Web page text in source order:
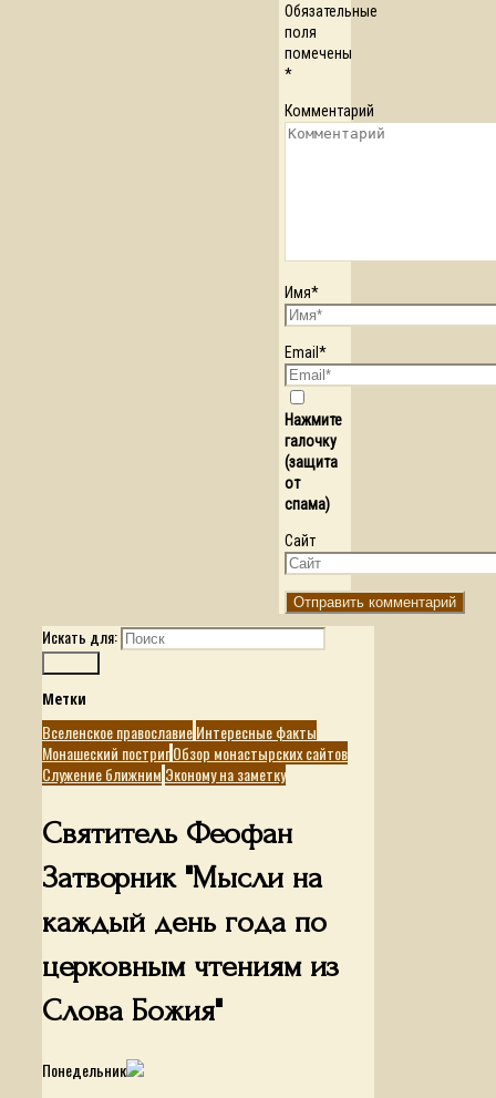
Обязательные
поля
помечены
*
Комментарий
Имя*
Email *
Нажмите
галочку
(защита
от
спама)
Сайт
Искать для:
Метки
Вселенское православиеИнтересные факты
Монашеский постригОбзор монастырских сайтов
Служение ближним Эконому на заметку
Святитель Феофан
Затворник "Мысли на
каждый день года по
церковным чтениям из
Слова Божия"
Понедельник